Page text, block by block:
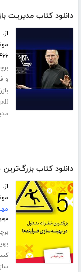
دانلود کتاب مدیریت
از:
۴۶۶
و
pdf
دانلود کتاب
از:
۳۳ صفحه